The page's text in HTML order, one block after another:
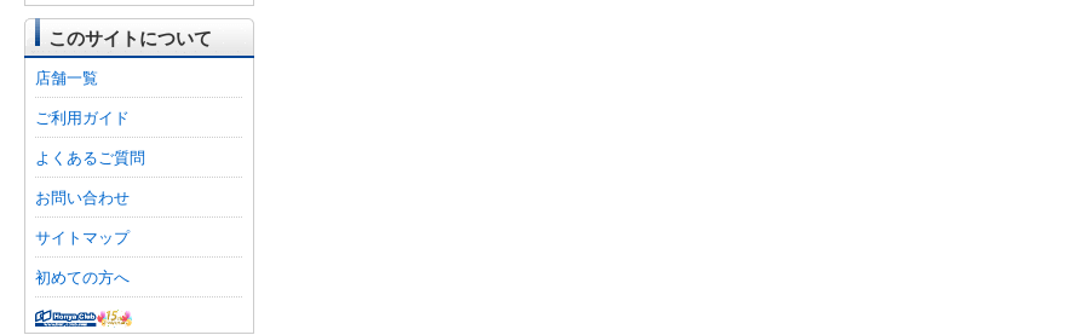
このサイトについて
店舗一覧
ご利用ガイド
よくあるご質問
お問い合わせ
サイトマップ
初めての方へ